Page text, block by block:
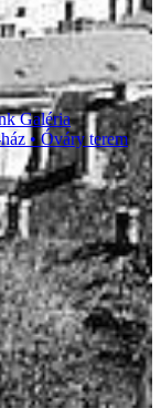
Galéria
• Óváry terem